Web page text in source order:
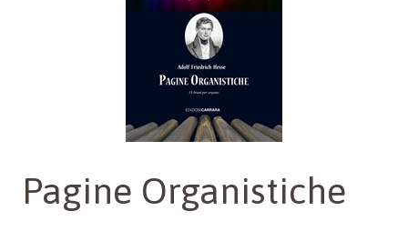
Pagine Organistiche